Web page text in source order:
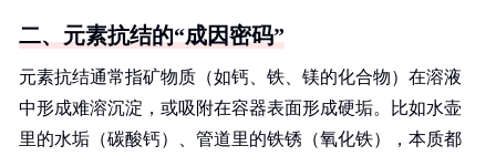
二、元素抗结的“成因密码”
元素抗结通常指矿物质（如钙、铁、镁的化合物）在溶液
中形成难溶沉淀，或吸附在容器表面形成硬垢。比如水壶
里的水垢（碳酸钙）、管道里的铁锈（氧化铁），本质都